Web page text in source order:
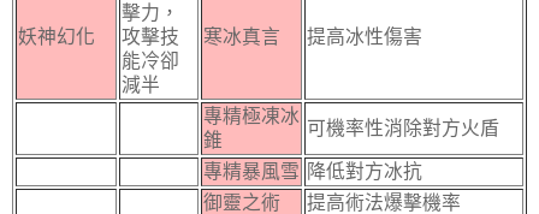
妖神幻化
擊力，
攻擊技
能冷卻
減半
寒冰真言 提高冰性傷害
專精極凍冰
錐
可機率性消除對方火盾
專精暴風雪 降低對方冰抗
御靈之術
提高術法爆擊機率